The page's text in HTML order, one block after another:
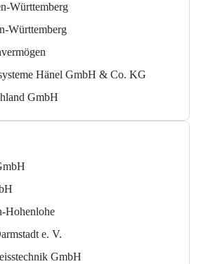
Württemberg
Württemberg
Hänel GmbH & Co. KG
GmbH
Hohenlohe
e. V.
GmbH